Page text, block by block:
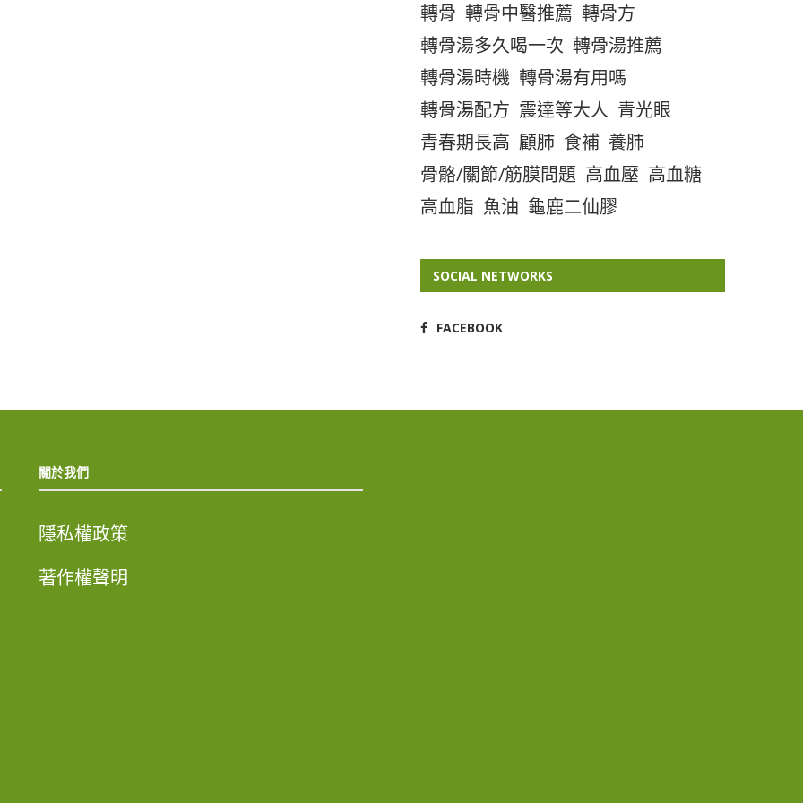
轉骨 轉骨中醫推薦 轉骨方
轉骨湯多久喝一次 轉骨湯推薦
轉骨湯時機 轉骨湯有用嗎
轉骨湯配方 震達等大人 青光眼
青春期長高 顧肺 食補 養肺
骨骼/關節/筋膜問題 高血壓 高血糖
高血脂 魚油 龜鹿二仙膠
SOCIAL NETWORKS
FACEBOOK
關於我們
隱私權政策
著作權聲明